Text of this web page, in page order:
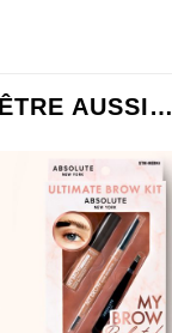
AUSSI…